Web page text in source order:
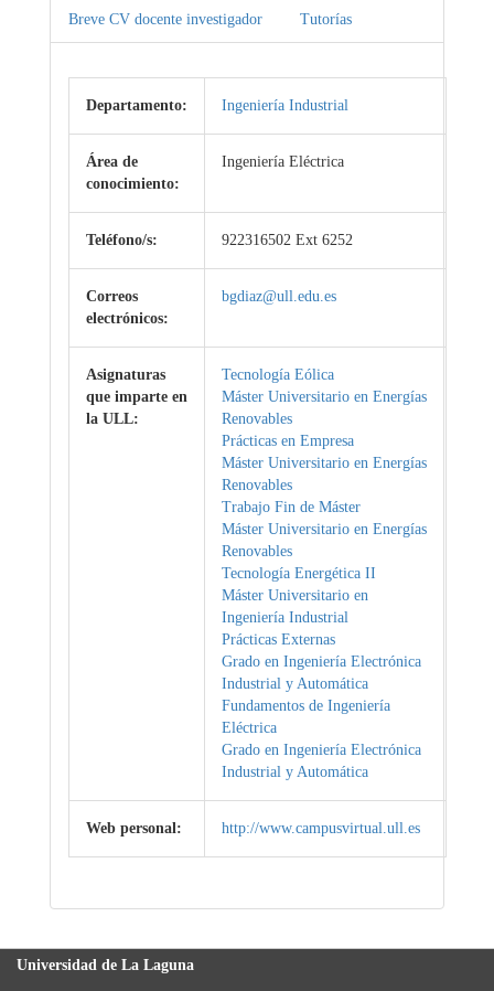
Breve CV docente investigador Tutorías
Departamento: Ingeniería Industrial
Área de
conocimiento:
Ingeniería Eléctrica
Teléfono/s: 922316502 Ext 6252
Correos
electrónicos:
bgdiaz@ull.edu.es
Asignaturas
que imparte en
la ULL:
Tecnología Eólica
Máster Universitario en Energías
Renovables
Prácticas en Empresa
Máster Universitario en Energías
Renovables
Trabajo Fin de Máster
Máster Universitario en Energías
Renovables
Tecnología Energética II
Máster Universitario en
Ingeniería Industrial
Prácticas Externas
Grado en Ingeniería Electrónica
Industrial y Automática
Fundamentos de Ingeniería
Eléctrica
Grado en Ingeniería Electrónica
Industrial y Automática
Web personal: http://www.campusvirtual.ull.es
Universidad de La Laguna